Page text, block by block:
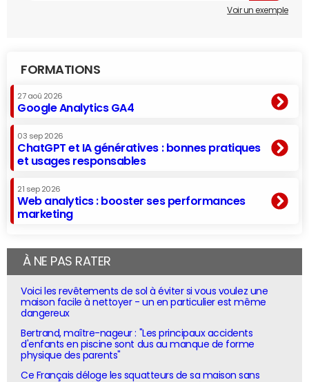
Voir un exemple
FORMATIONS
27 aoû 2026
Google Analytics GA4
03 sep 2026
ChatGPT et IA génératives : bonnes pratiques
et usages responsables
21 sep 2026
Web analytics : booster ses performances
marketing
À NE PAS RATER
Voici les revêtements de sol à éviter si vous voulez une
maison facile à nettoyer - un en particulier est même
dangereux
Bertrand, maître-nageur : "Les principaux accidents
d'enfants en piscine sont dus au manque de forme
physique des parents"
Ce Français déloge les squatteurs de sa maison sans